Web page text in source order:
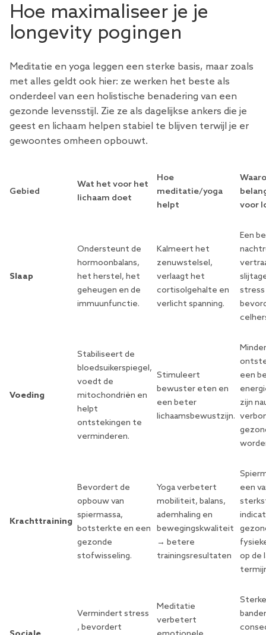
Hoe maximaliseer je je
longevity pogingen
Meditatie en yoga leggen een sterke basis, maar zoals
met alles geldt ook hier: ze werken het beste als
onderdeel van een holistische benadering van een
gezonde levensstijl. Zie ze als dagelijkse ankers die je
geest en lichaam helpen stabiel te blijven terwijl je er
gewoontes omheen opbouwt.
Gebied
Wat het voor het
lichaam doet
Hoe
meditatie/yoga
helpt
voor
Slaap
Ondersteunt de
hormoonbalans,
het herstel, het
geheugen en de
immuunfunctie.
Kalmeert het
zenuwstelsel,
verlaagt het
cortisolgehalte en
verlicht spanning.
Een
stress
Voeding
Stabiliseert de
bloedsuikerspiegel,
voedt de
mitochondriën en
helpt
ontstekingen te
verminderen.
Stimuleert
bewuster eten en
een beter
lichaamsbewustzijn.
Minder
een
zijn
Krachttraining
Bevordert de
opbouw van
spiermassa,
botsterkte en een
gezonde
stofwisseling.
Yoga verbetert
mobiliteit, balans,
ademhaling en
bewegingskwaliteit
→ betere
trainingsresultaten
een
op de
Vermindert stress
, bevordert
Meditatie
verbetert